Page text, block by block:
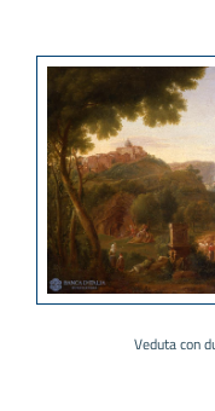
Veduta con